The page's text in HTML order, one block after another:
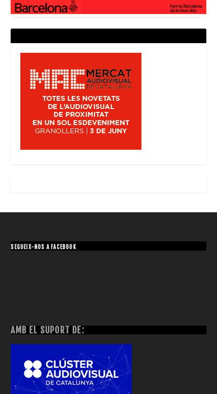
SEGUEIX-NOS A FACEBOOK
AMB EL SUPORT DE: